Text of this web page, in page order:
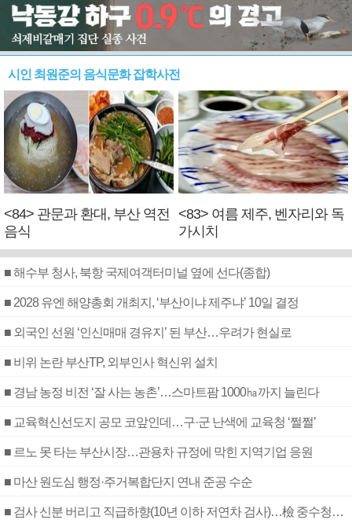
시인 최원준의 음식문화 잡학사전
<84> 관문과 환대, 부산 역전
음식
<83> 여름 제주, 벤자리와 독
가시치
■ 해수부 청사, 북항 국제여객터미널 옆에 선다(종합)
■ 2028 유엔 해양총회 개최지, ‘부산이냐 제주냐’ 10일 결정
■ 외국인 선원 ‘인신매매 경유지’ 된 부산…우려가 현실로
■ 비위 논란 부산TP, 외부인사 혁신위 설치
■ 경남 농정 비전 ‘잘 사는 농촌’…스마트팜 1000㏊까지 늘린다
■ 교육혁신선도지 공모 코앞인데…구·군 난색에 교육청 ‘쩔쩔’
■ 르노 못 타는 부산시장…관용차 규정에 막힌 지역기업 응원
■ 마산 원도심 행정·주거복합단지 연내 준공 수순
■ 검사 신분 버리고 직급하향(10년 이하 저연차 검사)…檢 중수청행 기피